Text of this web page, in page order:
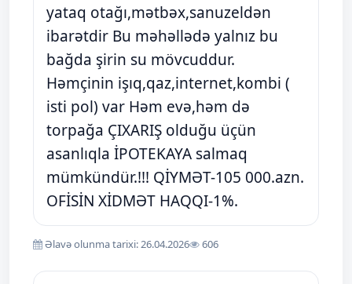
yataq otağı,mətbəx,sanuzeldən
ibarətdir Bu məhəllədə yalnız bu
bağda şirin su mövcuddur.
Həmçinin işıq,qaz,internet,kombi (
isti pol) var Həm evə,həm də
torpağa ÇIXARIŞ olduğu üçün
asanlıqla İPOTEKAYA salmaq
mümkündür.!!! QİYMƏT-105 000.azn.
OFİSİN XİDMƏT HAQQI-1%.
Əlavə olunma tarixi: 26.04.2026 606